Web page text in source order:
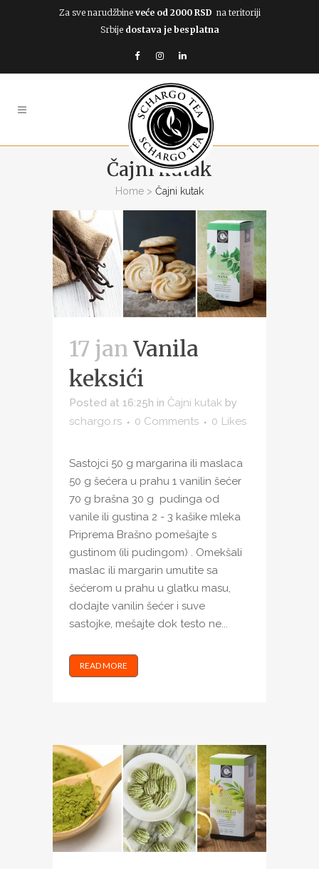
Za sve narudžbine veće od 2000 RSD na teritoriji
Srbije dostava je besplatna
Čajni kutak
Home > Čajni kutak
17 jan Vanila
keksići
Posted at 16:25h in Čajni kutak by
schargo.rs
0 Comments 0 Likes
Sastojci 50 g margarina ili maslaca
50 g šećera u prahu 1 vanilin šećer
70 g brašna 30 g pudinga od
vanile ili gustina 2 - 3 kašike mleka
Priprema Brašno pomešajte s
gustinom (ili pudingom) . Omekšali
maslac ili margarin umutite sa
šećerom u prahu u glatku masu,
dodajte vanilin šećer i suve
sastojke, mešajte dok testo ne...
READ MORE